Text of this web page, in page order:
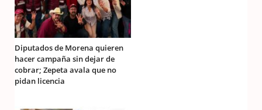
Diputados de Morena quieren
hacer campaña sin dejar de
cobrar; Zepeta avala que no
pidan licencia